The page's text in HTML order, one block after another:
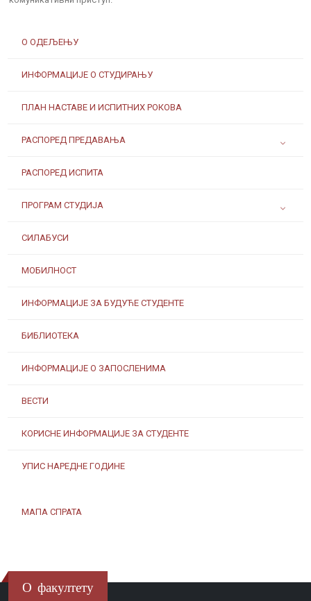
О ОДЕЉЕЊУ
ИНФОРМАЦИЈЕ О СТУДИРАЊУ
ПЛАН НАСТАВЕ И ИСПИТНИХ РОКОВА
РАСПОРЕД ПРЕДАВАЊА
РАСПОРЕД ИСПИТА
ПРОГРАМ СТУДИЈА
СИЛАБУСИ
МОБИЛНОСТ
ИНФОРМАЦИЈЕ ЗА БУДУЋЕ СТУДЕНТЕ
БИБЛИОТЕКА
ИНФОРМАЦИЈЕ О ЗАПОСЛЕНИМА
ВЕСТИ
КОРИСНЕ ИНФОРМАЦИЈЕ ЗА СТУДЕНТЕ
УПИС НАРЕДНЕ ГОДИНЕ
МАПА СПРАТА
О факултету